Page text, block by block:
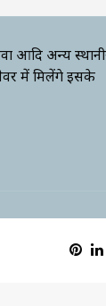
आदि अन्य
में मिलेंगे इसके